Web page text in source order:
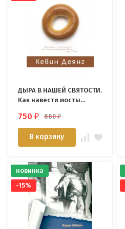
ДЫРА В НАШЕЙ СВЯТОСТИ.
Как навести мосты
Евангелию и
стремлением к
благочестию. Кевин
Деянг
750₽ 880₽
В корзину
новинка
-15%